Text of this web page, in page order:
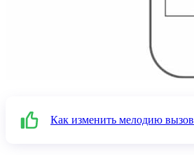
Как изменить мелодию